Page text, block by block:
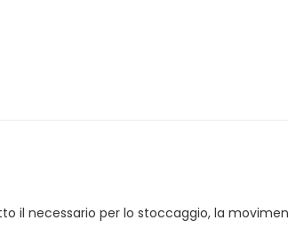
il necessario per lo stoccaggio, la